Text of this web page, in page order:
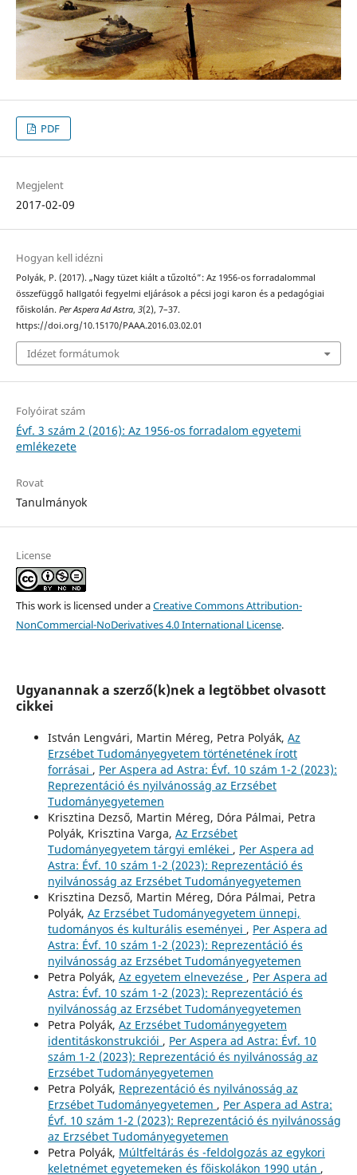
PDF
Megjelent
2017-02-09
Hogyan kell idézni
Polyák, P. (2017). „Nagy tüzet kiált a tűzoltó”: Az 1956-os forradalommal
összefüggő hallgatói fegyelmi eljárások a pécsi jogi karon és a pedagógiai
főiskolán. Per Aspera Ad Astra, 3(2), 7–37.
https://doi.org/10.15170/PAAA.2016.03.02.01
Idézet formátumok
Folyóirat szám
Évf. 3 szám 2 (2016): Az 1956-os forradalom egyetemi
emlékezete
Rovat
Tanulmányok
License
This work is licensed under aCreative Commons Attribution-
NonCommercial-NoDerivatives 4.0 International License.
Ugyanannak a szerző(k)nek a legtöbbet olvasott
cikkei
István Lengvári, Martin Méreg, Petra Polyák, Az
Erzsébet Tudományegyetem történetének írott
forrásai , Per Aspera ad Astra: Évf. 10 szám 1-2 (2023):
Reprezentáció és nyilvánosság az Erzsébet
Tudományegyetemen
Krisztina Dezső, Martin Méreg, Dóra Pálmai, Petra
Polyák, Krisztina Varga, Az Erzsébet
Tudományegyetem tárgyi emlékei , Per Aspera ad
Astra: Évf. 10 szám 1-2 (2023): Reprezentáció és
nyilvánosság az Erzsébet Tudományegyetemen
Krisztina Dezső, Martin Méreg, Dóra Pálmai, Petra
Polyák, Az Erzsébet Tudományegyetem ünnepi,
tudományos és kulturális eseményei , Per Aspera ad
Astra: Évf. 10 szám 1-2 (2023): Reprezentáció és
nyilvánosság az Erzsébet Tudományegyetemen
Petra Polyák, Az egyetem elnevezése , Per Aspera ad
Astra: Évf. 10 szám 1-2 (2023): Reprezentáció és
nyilvánosság az Erzsébet Tudományegyetemen
Petra Polyák, Az Erzsébet Tudományegyetem
identitáskonstrukciói , Per Aspera ad Astra: Évf. 10
szám 1-2 (2023): Reprezentáció és nyilvánosság az
Erzsébet Tudományegyetemen
Petra Polyák, Reprezentáció és nyilvánosság az
Erzsébet Tudományegyetemen , Per Aspera ad Astra:
Évf. 10 szám 1-2 (2023): Reprezentáció és nyilvánosság
az Erzsébet Tudományegyetemen
Petra Polyák, Múltfeltárás és -feldolgozás az egykori
keletnémet egyetemeken és főiskolákon 1990 után ,